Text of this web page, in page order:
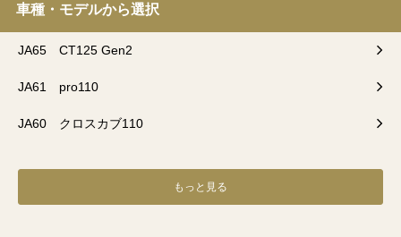
車種・モデルから選択
JA65 CT125 Gen2
JA61 pro110
JA60 クロスカブ110
もっと見る